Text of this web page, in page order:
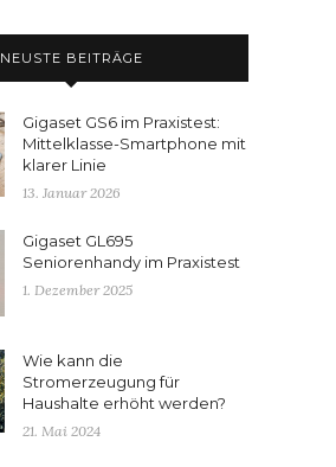
NEUSTE BEITRÄGE
Gigaset GS6 im Praxistest:
Mittelklasse-Smartphone mit
klarer Linie
13. Januar 2026
Gigaset GL695
Seniorenhandy im Praxistest
1. Dezember 2025
Wie kann die
Stromerzeugung für
Haushalte erhöht werden?
21. Mai 2024